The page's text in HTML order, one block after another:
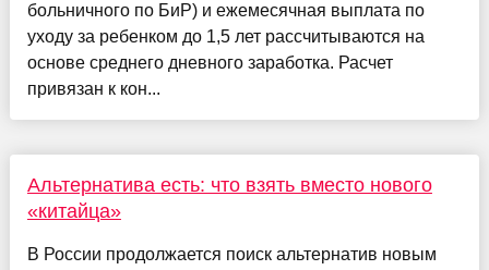
больничного по БиР) и ежемесячная выплата по
уходу за ребенком до 1,5 лет рассчитываются на
основе среднего дневного заработка. Расчет
привязан к кон...
Альтернатива есть: что взять вместо нового
«китайца»
В России продолжается поиск альтернатив новым